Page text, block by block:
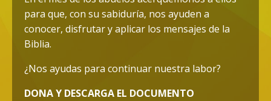
para que, con su sabiduría, nos ayuden a
conocer, disfrutar y aplicar los mensajes de la
Biblia.
¿Nos ayudas para continuar nuestra labor?
DONA Y DESCARGA EL DOCUMENTO